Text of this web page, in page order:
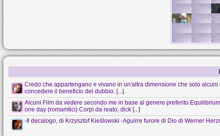
Credo che appartengano e vivano in un'altra dimensione che solo
concedere il beneficio del dubbio. [...]
Alcuni Film da vedere secondo me in base al genere preferito
one day (romamtici) Corpi da reato, dick [...]
-Il decalogo, di Krzysztof Kieślowski -Aguirre furore di Dio di Werner